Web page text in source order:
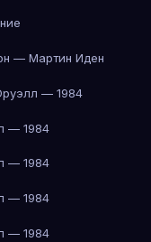
— Мартин Иден
— 1984
— 1984
— 1984
— 1984
— 1984